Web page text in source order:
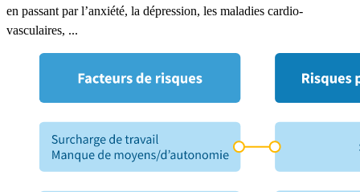
en passant par l’anxiété, la dépression, les maladies cardio-
vasculaires, ...